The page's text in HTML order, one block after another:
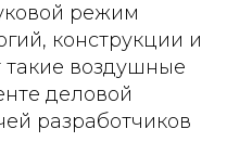
режим
конструкции и
такие воздушные
деловой
разработчиков